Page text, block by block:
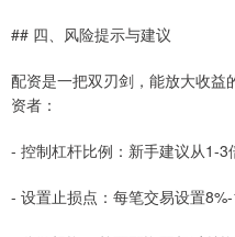
## 四、风险提示与建议
配资是一把双刃剑，能放大收益
资者：
- 控制杠杆比例：新手建议从1-
- 设置止损点：每笔交易设置